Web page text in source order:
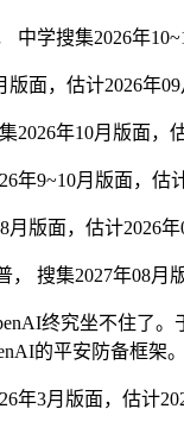
搜集2026年
面，估计2026年09
年10月版面，估
9~10月版面，估计
版面，估计2026年
集2027年08月版
终究坐不住了。
的平安防备框架。
3月版面，估计